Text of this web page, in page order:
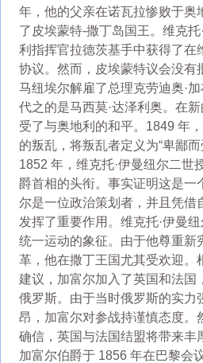
年，他的父亲在诺瓦拉惨败于奥
了皮埃蒙特-撒丁岛国王。维克
利指挥官拉德茨基手中获得了在
协议。然而，皮埃蒙特议会没有
马纽埃尔解雇了总理克劳迪奥·
代之的是马西莫·达泽利奥。在
受了与奥地利的和平。1849 年
的叛乱，将叛乱者定义为“卑鄙而
1852 年，维克托·伊曼纽尔二世
爵首相的头衔。事实证明这是一
尔是一位政治策划者，并且凭借
发挥了重要作用。维克托·伊曼
统一运动的象征。由于他尊重新
革，他在撒丁王国尤其受欢迎。
建议，加富尔加入了英国和法国
俄罗斯。由于当时俄罗斯的实力
昂，加富尔对参战持谨慎态度。
确信，英国与法国结盟将带来丰
加富尔伯爵于 1856 年在巴黎会